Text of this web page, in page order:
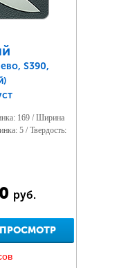
S390,
169 / Ширина
5 / Твердость:
руб.
ПРОСМОТР